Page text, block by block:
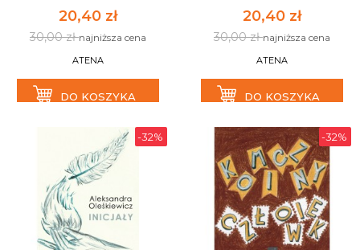
20,40 zł
30,00 złnajniższa cena
ATENA
DO KOSZYKA
20,40 zł
30,00 złnajniższa cena
ATENA
DO KOSZYKA
-32% -32%